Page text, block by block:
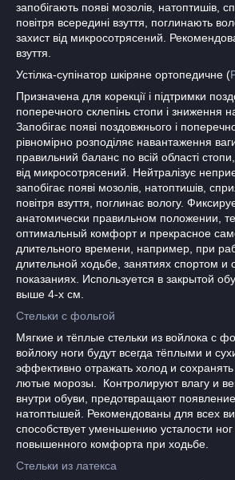
запобігають появі мозолів, натоптишів,
повітря всередині взуття, поглинають
захист від микросотрясений.
взуття.
Устілка-супінатор шкіряне ортопедичне (
Призначена для корекції і підтримки
поперечного склепінь стопи і зниження
Запобігає появі поздовжнього і
рівномірно розподіляє навантаження
правильний баланс по всій області
від микросотрясений. Нейтралізує
запобігає появі мозолів, натоптишів,
повітря взуття, поглинає вологу.
анатомически правильном положении,
оптимальный комфорт и прекрасное
длительного времени, например, при
длительной ходьбе, занятиях спортом и
показаниях. Используется в закрытой
выше 4-х см.
Стельки с фольгой
Мягкие и тёплые стельки из войлока с
войлоку ноги будут всегда тёплыми и
эффективно отражать холод и
лютые морозы. Контролируют влагу и
внутри обуви, предотвращают
натоптышей. Рекомендованы для всех
способствует уменьшению усталости
повышенного комфорта при ходьбе.
Стельки из латекса